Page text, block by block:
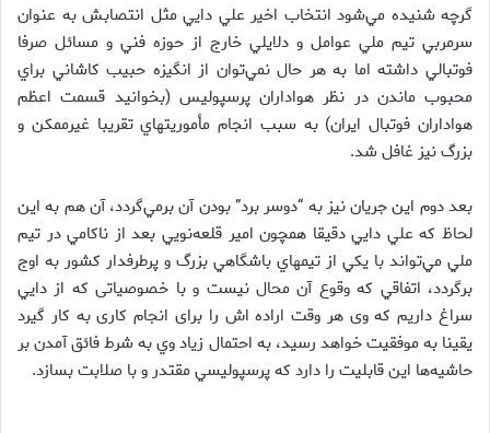
گرچه شنيده مي‌شود انتخاب اخير علي دايي مثل انتصابش به عنوان
سرمربي تيم ملي عوامل و دلايلي خارج از حوزه فني و مسائل صرفا
فوتبالي داشته اما به هر حال نمي‌توان از انگيزه حبيب كاشاني براي
محبوب ماندن در نظر هواداران پرسپوليس (بخوانيد قسمت اعظم
هواداران فوتبال ايران) به سبب انجام مأموريتهاي تقريبا غيرممكن و
بزرگ نيز غافل شد.
بعد دوم اين جريان نيز به “دوسر برد” بودن آن برمي‌گردد، آن هم به اين
لحاظ كه علي دايي دقيقا همچون امير قلعه‌نويي بعد از ناكامي در تيم
ملي مي‌تواند با يكي از تيمهاي باشگاهي بزرگ و پرطرفدار كشور به اوج
برگردد، اتفاقي كه وقوع آن محال نيست و با خصوصیاتی كه از دايي
سراغ داريم که وی هر وقت اراده اش را برای انجام کاری به کار گیرد
یقینا به موفقیت خواهد رسید، به احتمال زیاد وي به شرط فائق آمدن بر
حاشيه‌ها اين قابليت را دارد كه پرسپوليسي مقتدر و با صلابت بسازد.